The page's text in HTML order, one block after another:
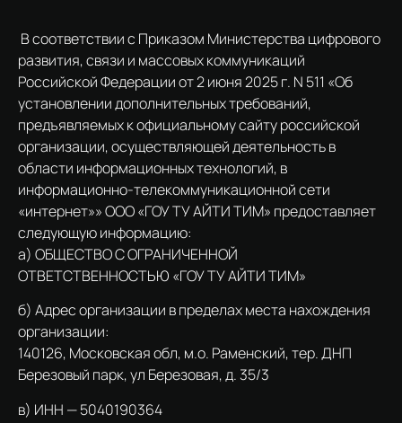
В соответствии с Приказом Министерства цифрового
развития, связи и массовых коммуникаций
Российской Федерации от 2 июня 2025 г. N 511 «Об
установлении дополнительных требований,
предъявляемых к официальному сайту российской
организации, осуществляющей деятельность в
области информационных технологий, в
информационно-телекоммуникационной сети
«интернет»» ООО «ГОУ ТУ АЙТИ ТИМ» предоставляет
следующую информацию:
а) ОБЩЕСТВО С ОГРАНИЧЕННОЙ
ОТВЕТСТВЕННОСТЬЮ «ГОУ ТУ АЙТИ ТИМ»
б) Адрес организации в пределах места нахождения
организации:
140126, Московская обл, м.о. Раменский, тер. ДНП
Березовый парк, ул Березовая, д. 35/3
в) ИНН — 5040190364